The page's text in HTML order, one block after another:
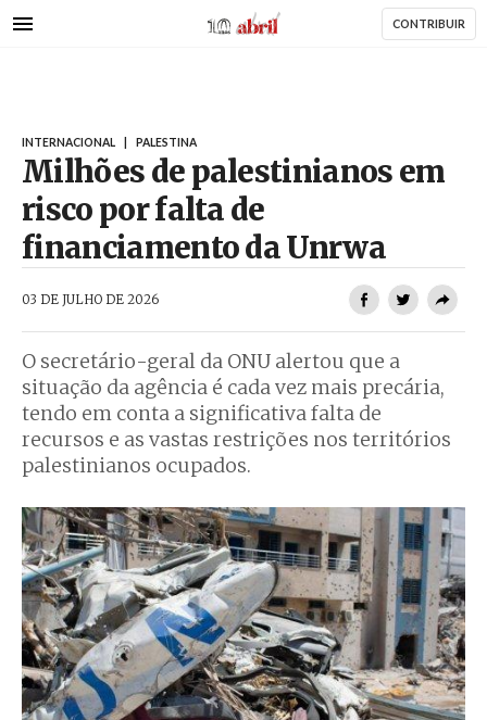
para
AbrilAbril CONTRIBUIR
INTERNACIONAL PALESTINA
Milhões de palestinianos em
risco por falta de
financiamento da Unrwa
03 DE JULHO DE 2026
O secretário-geral da ONU alertou que a
situação da agência é cada vez mais precária,
tendo em conta a significativa falta de
recursos e as vastas restrições nos territórios
palestinianos ocupados.